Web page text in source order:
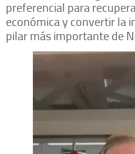
preferencial para
económica y convertir la
pilar más importante de